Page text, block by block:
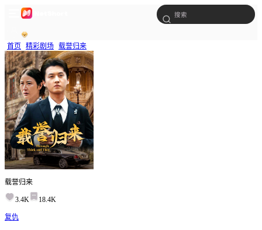
首页 精彩剧场 载誉归来
载誉归来
3.4K 18.4K
复仇